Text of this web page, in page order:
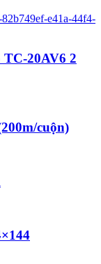
20AV6 2
cuộn)